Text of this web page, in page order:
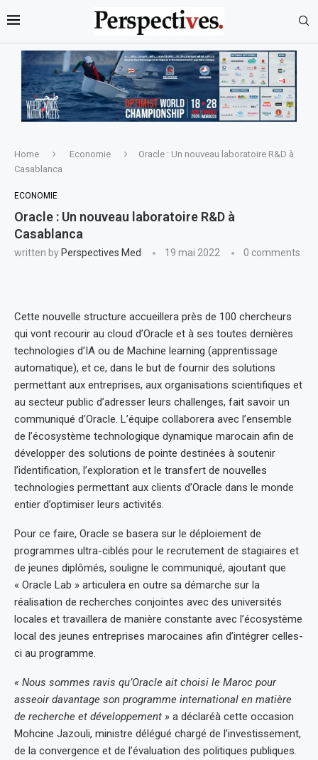
Home Economie
Oracle : Un nouveau laboratoire R&D à
Casablanca
ECONOMIE
Oracle : Un nouveau laboratoire R&D à
Casablanca
written by Perspectives Med 19 mai 2022 0 comments
Cette nouvelle structure accueillera près de 100 chercheurs
qui vont recourir au cloud d’Oracle et à ses toutes dernières
technologies d’IA ou de Machine learning (apprentissage
automatique), et ce, dans le but de fournir des solutions
permettant aux entreprises, aux organisations scientifiques et
au secteur public d’adresser leurs challenges, fait savoir un
communiqué d’Oracle. L’équipe collaborera avec l’ensemble
de l’écosystème technologique dynamique marocain afin de
développer des solutions de pointe destinées à soutenir
l’identification, l’exploration et le transfert de nouvelles
technologies permettant aux clients d’Oracle dans le monde
entier d’optimiser leurs activités.
Pour ce faire, Oracle se basera sur le déploiement de
programmes ultra-ciblés pour le recrutement de stagiaires et
de jeunes diplômés, souligne le communiqué, ajoutant que
« Oracle Lab » articulera en outre sa démarche sur la
réalisation de recherches conjointes avec des universités
locales et travaillera de manière constante avec l’écosystème
local des jeunes entreprises marocaines afin d’intégrer celles-
ci au programme.
« Nous sommes ravis qu’Oracle ait choisi le Maroc pour
asseoir davantage son programme international en matière
de recherche et développement » a déclaréà cette occasion
Mohcine Jazouli, ministre délégué chargé de l’investissement,
de la convergence et de l’évaluation des politiques publiques.